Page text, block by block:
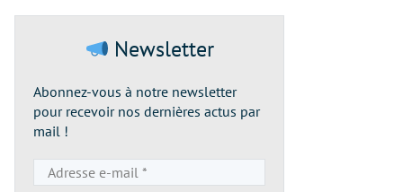
Newsletter
Abonnez-vous à notre newsletter
pour recevoir nos dernières actus par
mail !
e-